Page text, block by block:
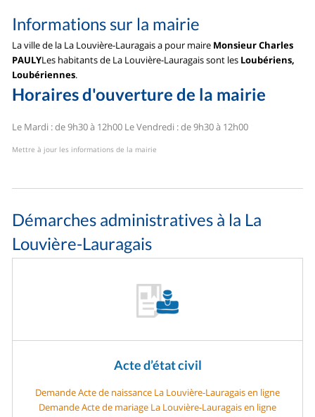
Informations sur la mairie
La ville de la La Louvière-Lauragais a pour maire Monsieur Charles
PAULYLes habitants de La Louvière-Lauragais sont les Loubériens,
Loubériennes.
Horaires d'ouverture de la mairie
Le Mardi : de 9h30 à 12h00 Le Vendredi : de 9h30 à 12h00
Mettre à jour les informations de la mairie
Démarches administratives à la La
Louvière-Lauragais
Acte d’état civil
Demande Acte de naissance La Louvière-Lauragais en ligne
Demande Acte de mariage La Louvière-Lauragais en ligne